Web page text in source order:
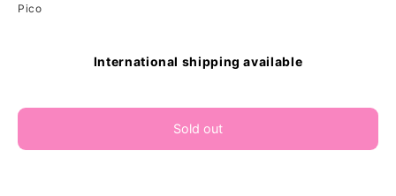
Pico
International shipping available
Sold out